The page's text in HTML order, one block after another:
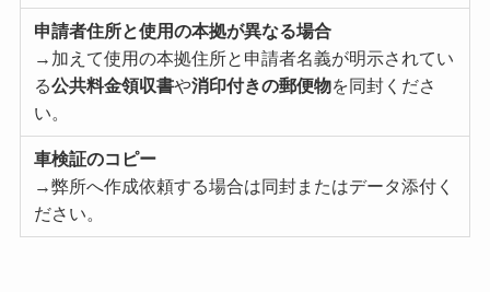
申請者住所と使用の本拠が異なる場合
→加えて使用の本拠住所と申請者名義が明示されてい
る公共料金領収書や消印付きの郵便物を同封くださ
い。
車検証のコピー
→弊所へ作成依頼する場合は同封またはデータ添付く
ださい。